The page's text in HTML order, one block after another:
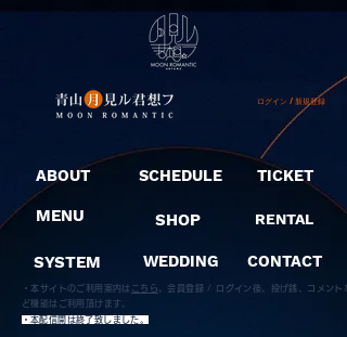
ログイン / 新規登録
ABOUT
MENU
SYSTEM
SCHEDULE
SHOP
WEDDING
TICKET
RENTAL
CONTACT
・本サイトのご利用案内は こちら
会員登録 / ログイン後、投げ銭、コメント
ど機能はご利用頂けます。
​・本配信開は終了致しました。